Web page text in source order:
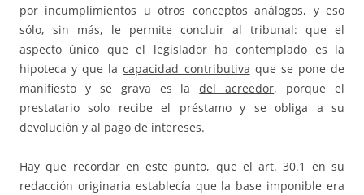
por incumplimientos u otros conceptos análogos, y eso
sólo, sin más, le permite concluir al tribunal: que el
aspecto único que el legislador ha contemplado es la
hipoteca y que lacapacidad contributiva que se pone de
manifiesto y se grava es ladel acreedor, porque el
prestatario solo recibe el préstamo y se obliga a su
devolución y al pago de intereses.
Hay que recordar en este punto, que el art. 30.1 en su
redacción originaria establecía que la base imponible era